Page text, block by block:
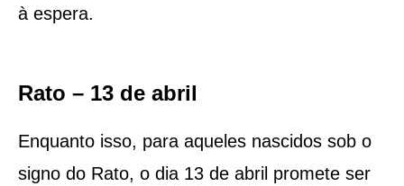
à espera.
Rato – 13 de abril
Enquanto isso, para aqueles nascidos sob o
signo do Rato, o dia 13 de abril promete ser